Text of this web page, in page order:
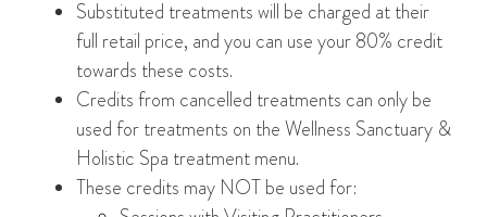
Substituted treatments will be charged at their
full retail price, and you can use your 80% credit
towards these costs.
Credits from cancelled treatments can only be
used for treatments on the Wellness Sanctuary &
Holistic Spa treatment menu.
These credits may NOT be used for: